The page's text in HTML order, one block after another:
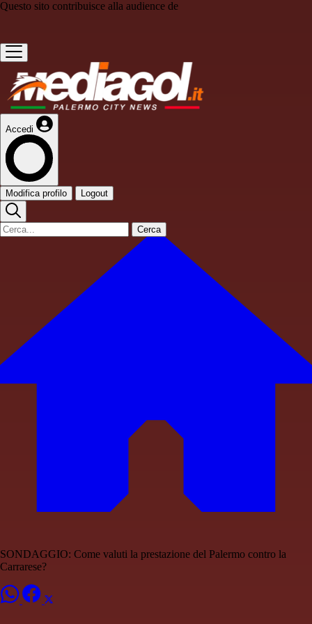
Questo sito contribuisce alla audience de
Accedi
Modifica profilo Logout
Cerca
SONDAGGIO: Come valuti la prestazione del Palermo contro la
Carrarese?